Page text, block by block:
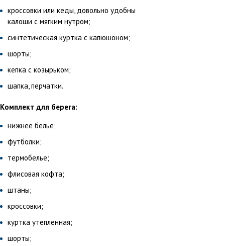
кроссовки или кеды, довольно удобны
калоши с мягким нутром;
синтетическая куртка с капюшоном;
шорты;
кепка с козырьком;
шапка, перчатки.
Комплект для берега:
нижнее белье;
футболки;
термобелье;
флисовая кофта;
штаны;
кроссовки;
куртка утепленная;
шорты;